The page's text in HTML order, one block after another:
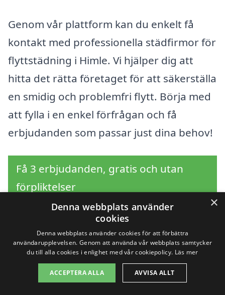
Genom vår plattform kan du enkelt få
kontakt med professionella städfirmor för
flyttstädning i Himle. Vi hjälper dig att
hitta det rätta företaget för att säkerställa
en smidig och problemfri flytt. Börja med
att fylla i en enkel förfrågan och få
erbjudanden som passar just dina behov!
Få 3 erbjudanden, gratis och utan
förpliktelser
Sök efter en
professionell för
flyttstädning i andra
×
Denna webbplats använder
cookies
Denna webbplats använder cookies för att förbättra
användarupplevelsen. Genom att använda vår webbplats samtycker
du till alla cookies i enlighet med vår cookiepolicy. Läs mer
ACCEPTERA ALLA AVVISA ALLT